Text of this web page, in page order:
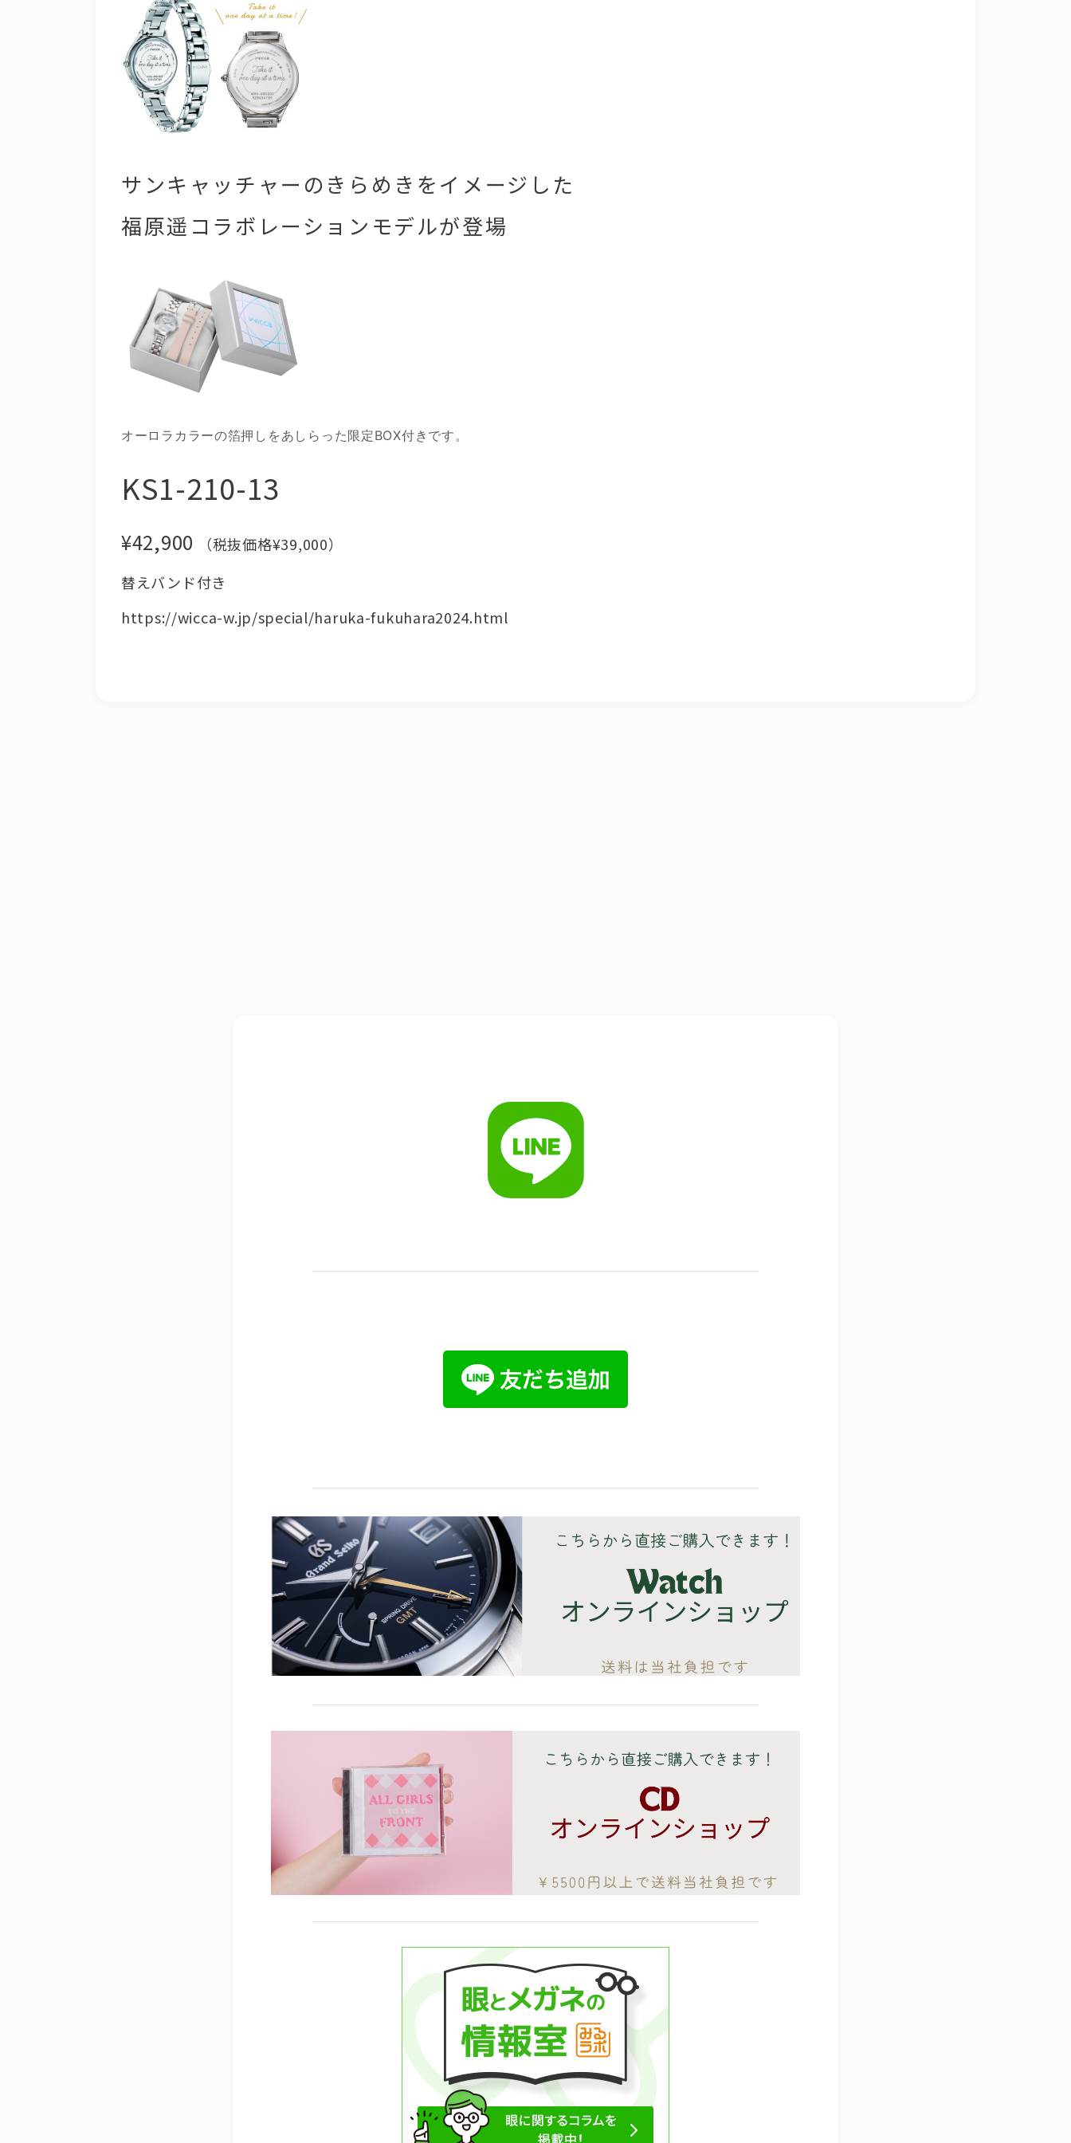
サンキャッチャーの きらめきをイメージした
福原遥コラボレーションモデルが登場
オーロラカラーの箔押しをあしらった限定BOX付きです。
KS1-210-13
¥42,900
（税抜価格¥39,000）
替えバンド付き
https://wicca-w.jp/special/haruka-fukuhara2024.html